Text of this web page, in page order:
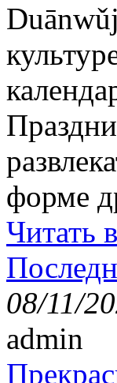
форме
Читать
08/11/
admin